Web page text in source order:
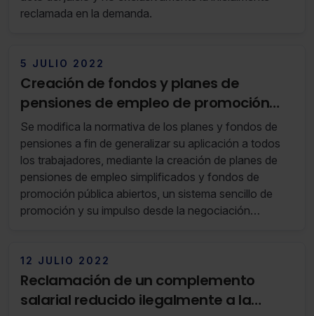
reclamada en la demanda.
5 JULIO 2022
Creación de fondos y planes de
pensiones de empleo de promoción
pública (RS 26/22 28 de Junio de 2022
al 04 de Julio de 2022)
Se modifica la normativa de los planes y fondos de
pensiones a fin de generalizar su aplicación a todos
los trabajadores, mediante la creación de planes de
pensiones de empleo simplificados y fondos de
promoción pública abiertos, un sistema sencillo de
promoción y su impulso desde la negociación
12 JULIO 2022
Reclamación de un complemento
salarial reducido ilegalmente a la